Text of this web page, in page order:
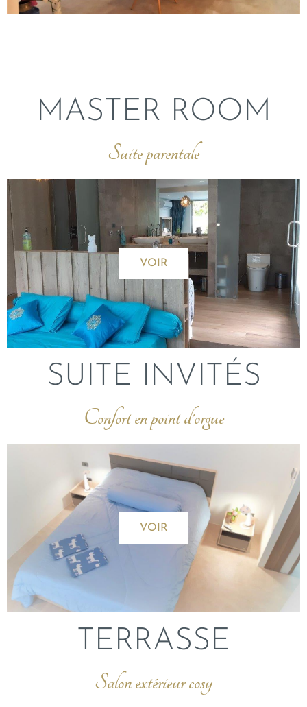
MASTER ROOM
Suite parentale
VOIR
SUITE INVITÉS
Confort en point d'orgue
VOIR
TERRASSE
Salon extérieur cosy